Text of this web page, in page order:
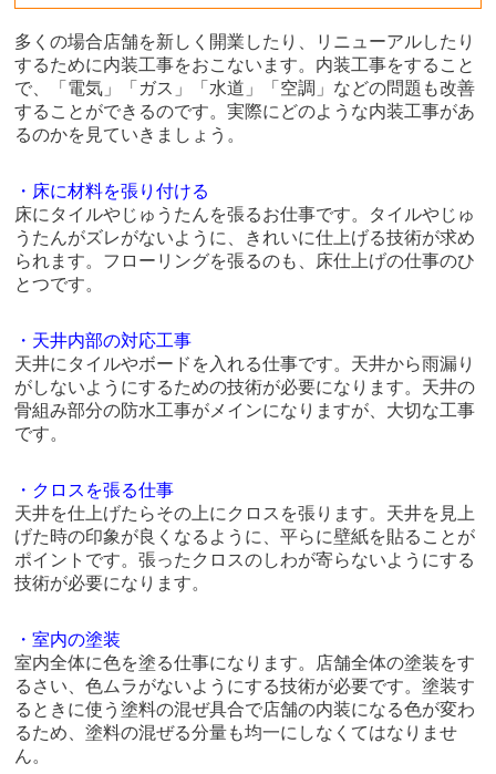
多くの場合店舗を新しく開業したり、リニューアルしたり
するために内装工事をおこないます。内装工事をすること
で、「電気」「ガス」「水道」「空調」などの問題も改善
することができるのです。実際にどのような内装工事があ
るのかを見ていきましょう。
・床に材料を張り付ける
床にタイルやじゅうたんを張るお仕事です。タイルやじゅ
うたんがズレがないように、きれいに仕上げる技術が求め
られます。フローリングを張るのも、床仕上げの仕事のひ
とつです。
・天井内部の対応工事
天井にタイルやボードを入れる仕事です。天井から雨漏り
がしないようにするための技術が必要になります。天井の
骨組み部分の防水工事がメインになりますが、大切な工事
です。
・クロスを張る仕事
天井を仕上げたらその上にクロスを張ります。天井を見上
げた時の印象が良くなるように、平らに壁紙を貼ることが
ポイントです。張ったクロスのしわが寄らないようにする
技術が必要になります。
・室内の塗装
室内全体に色を塗る仕事になります。店舗全体の塗装をす
るさい、色ムラがないようにする技術が必要です。塗装す
るときに使う塗料の混ぜ具合で店舗の内装になる色が変わ
るため、塗料の混ぜる分量も均一にしなくてはなりませ
ん。